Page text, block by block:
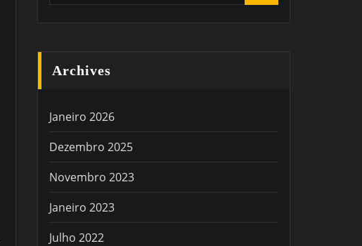
Archives
Janeiro 2026
Dezembro 2025
Novembro 2023
Janeiro 2023
Julho 2022